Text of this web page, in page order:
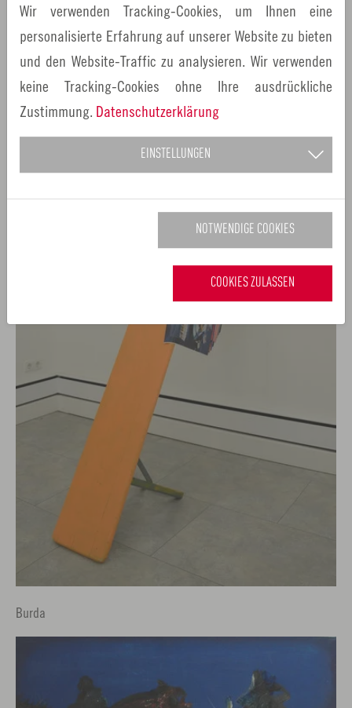
Proletheus adventures sheet three
Burda
Wir verwenden Tracking-Cookies, um Ihnen eine
personalisierte Erfahrung auf unserer Website zu bieten
und den Website-Traffic zu analysieren. Wir verwenden
keine Tracking-Cookies ohne Ihre ausdrückliche
Zustimmung. Datenschutzerklärung
EINSTELLUNGEN
NOTWENDIGE COOKIES
COOKIES ZULASSEN